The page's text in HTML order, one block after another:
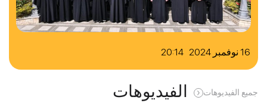
16 نوفمبر 2024 20:14
الفيديوهات جميع الفيديوهات